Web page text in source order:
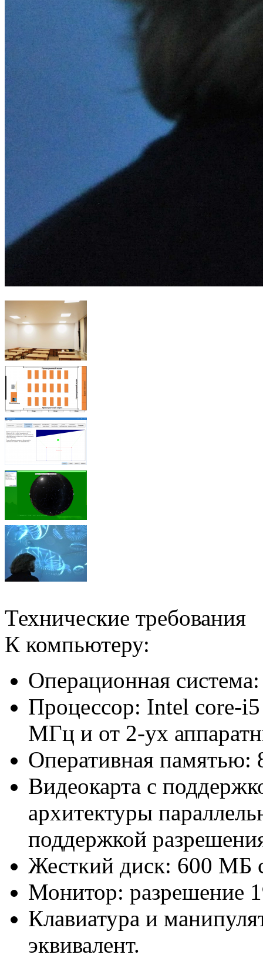
Технические требования
К компьютеру:
Операционная
Процессор: Intel core-i5
МГц и от 2-ух
Оперативная
Видеокарта с
архитектуры
поддержкой
Жесткий диск: 600 МБ
Монитор: разрешение
Клавиатура и
эквивалент.